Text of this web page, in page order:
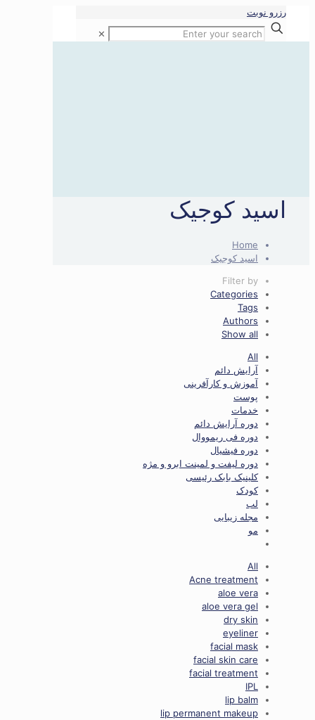
رزرو نوبت
✕
اسید کوجیک
Home
اسید کوجیک
Filter by
Categories
Tags
Authors
Show all
All
آرایش دائم
آموزش و کارآفرینی
پوست
خدمات
دوره آرایش دائم
دوره فی ریمووال
دوره فیشیال
دوره لیفت و لمینت ابرو و مژه
کلینیک بابک رئیسی
کودک
لب
مجله زیبایی
مو
All
Acne treatment
aloe vera
aloe vera gel
dry skin
eyeliner
facial mask
facial skin care
facial treatment
IPL
lip balm
lip permanent makeup